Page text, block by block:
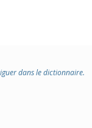
dans le dictionnaire.